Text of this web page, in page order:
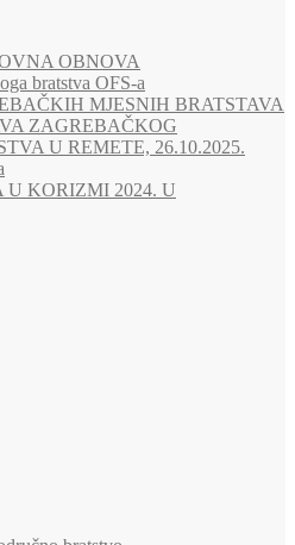
OBNOVA
bratstva OFS-a
MJESNIH BRATSTAVA
ZAGREBAČKOG
U REMETE, 26.10.2025.
KORIZMI 2024. U